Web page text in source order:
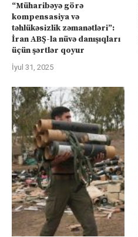
“Müharibəyə görə
kompensasiya və
təhlükəsizlik zəmanətləri”:
İran ABŞ-la nüvə danışıqları
üçün şərtlər qoyur
İyul 31, 2025